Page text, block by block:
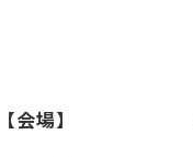
【会場】